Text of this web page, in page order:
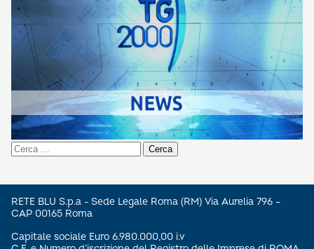
Ricerca
per:
RETE BLU S.p.a - Sede Legale Roma (RM) Via Aurelia 796 –
CAP 00165 Roma
Capitale sociale Euro 6.980.000,00 i.v